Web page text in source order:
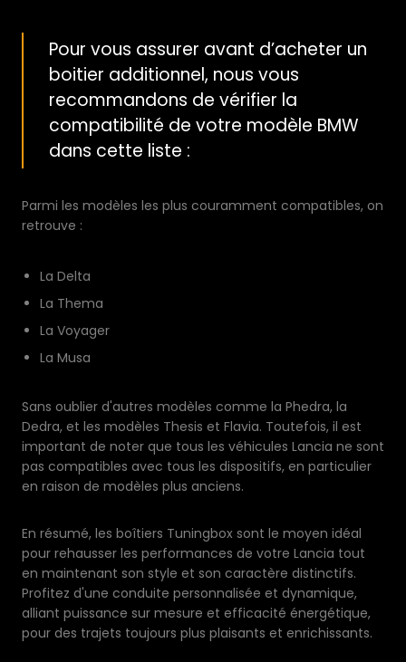
Pour vous assurer avant d’acheter un
boitier additionnel, nous vous
recommandons de vérifier la
compatibilité de votre modèle BMW
dans cette liste :
Parmi les modèles les plus couramment compatibles, on
retrouve :
La Delta
La Thema
La Voyager
La Musa
Sans oublier d'autres modèles comme la Phedra, la
Dedra, et les modèles Thesis et Flavia. Toutefois, il est
important de noter que tous les véhicules Lancia ne sont
pas compatibles avec tous les dispositifs, en particulier
en raison de modèles plus anciens.
En résumé, les boîtiers Tuningbox sont le moyen idéal
pour rehausser les performances de votre Lancia tout
en maintenant son style et son caractère distinctifs.
Profitez d'une conduite personnalisée et dynamique,
alliant puissance sur mesure et efficacité énergétique,
pour des trajets toujours plus plaisants et enrichissants.